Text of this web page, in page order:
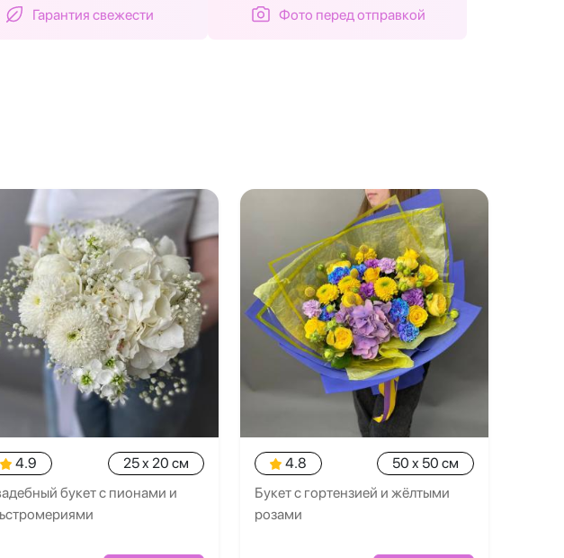
Гарантия свежести Фото перед отправкой
4.9
25 x 20 см
букет с пионами и
4.8
50 x 50 см
Букет с гортензией и жёлтыми
розами